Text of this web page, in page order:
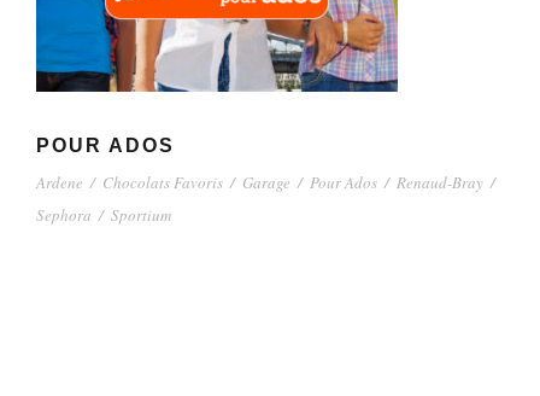
POUR ADOS
Ardene / Chocolats Favoris / Garage / Pour Ados / Renaud-Bray /
Sephora / Sportium